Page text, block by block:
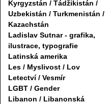
Kyrgyzstán / Tádžikistán /
Uzbekistán / Turkmenistán /
Kazachstán
Ladislav Sutnar - grafika,
ilustrace, typografie
Latinská amerika
Les / Myslivost / Lov
Letectví / Vesmír
LGBT / Gender
Libanon / Libanonská